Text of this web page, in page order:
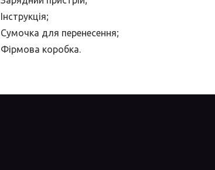
Інструкція;
Сумочка для перенесення;
Фірмова коробка.